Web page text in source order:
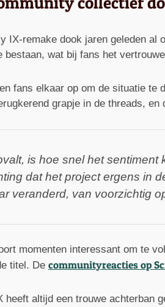
IX-remake dook jaren geleden
bestaan, wat bij fans het
fans elkaar op om de situatie te
grapje in de threads,
is hoe snel het
dat het project ergens in
veranderd, van voorzichtig
momenten interessant om te
titel. De communityreacties op
heeft altijd een trouwe achterban